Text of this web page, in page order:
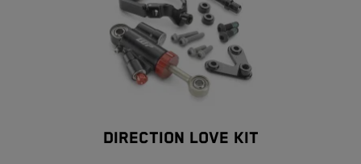
DIRECTION LOVE KIT